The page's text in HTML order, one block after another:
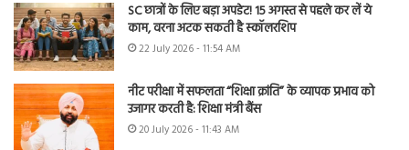
SC छात्रों के लिए बड़ा अपडेट! 15 अगस्त से पहले कर लें ये
काम, वरना अटक सकती है स्कॉलरशिप
22 July 2026 - 11:54 AM
नीट परीक्षा में सफलता “शिक्षा क्रांति” के व्यापक प्रभाव को
उजागर करती है: शिक्षा मंत्री बैंस
20 July 2026 - 11:43 AM